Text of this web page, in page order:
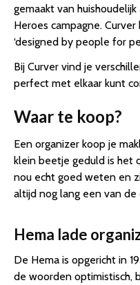
gemaakt van
Heroes campagne.
‘designed by people for
Bij Curver vind je
perfect met elkaar kunt
Waar te koop?
Een organizer koop je
klein beetje geduld is het
nou echt goed weten en
altijd nog lang een van
Hema lade
De Hema is opgericht in
de woorden optimistisch,